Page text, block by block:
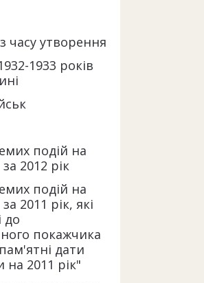
часу утворення
1933 років
подій на
2012 рік
подій на
2011 рік, які
до
покажчика
дати
2011 рік"